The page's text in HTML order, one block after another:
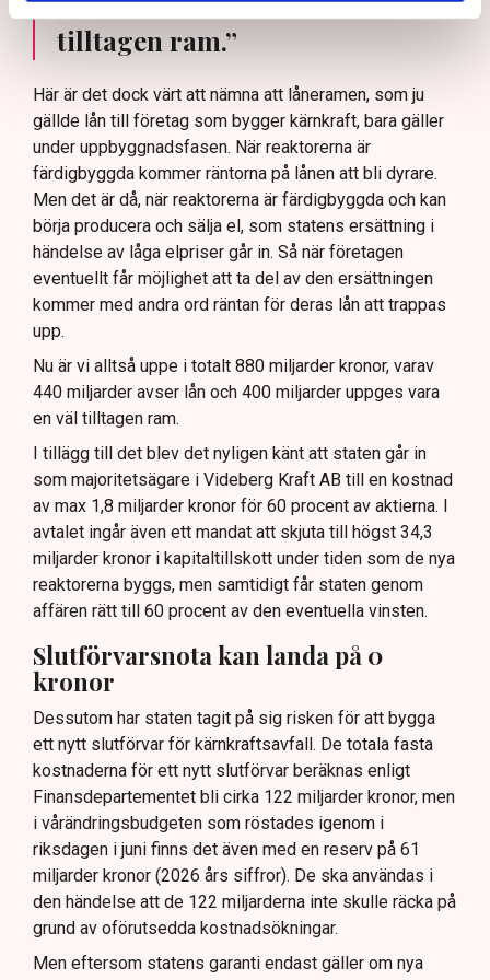
tilltagen ram.”
Här är det dock värt att nämna att låneramen, som ju
gällde lån till företag som bygger kärnkraft, bara gäller
under uppbyggnadsfasen. När reaktorerna är
färdigbyggda kommer räntorna på lånen att bli dyrare.
Men det är då, när reaktorerna är färdigbyggda och kan
börja producera och sälja el, som statens ersättning i
händelse av låga elpriser går in. Så när företagen
eventuellt får möjlighet att ta del av den ersättningen
kommer med andra ord räntan för deras lån att trappas
upp.
Nu är vi alltså uppe i totalt 880 miljarder kronor, varav
440 miljarder avser lån och 400 miljarder uppges vara
en väl tilltagen ram.
I tillägg till det blev det nyligen känt att staten går in
som majoritetsägare i Videberg Kraft AB till en kostnad
av max 1,8 miljarder kronor för 60 procent av aktierna. I
avtalet ingår även ett mandat att skjuta till högst 34,3
miljarder kronor i kapitaltillskott under tiden som de nya
reaktorerna byggs, men samtidigt får staten genom
affären rätt till 60 procent av den eventuella vinsten.
Slutförvarsnota kan landa på 0
kronor
Dessutom har staten tagit på sig risken för att bygga
ett nytt slutförvar för kärnkraftsavfall. De totala fasta
kostnaderna för ett nytt slutförvar beräknas enligt
Finansdepartementet bli cirka 122 miljarder kronor, men
i vårändringsbudgeten som röstades igenom i
riksdagen i juni finns det även med en reserv på 61
miljarder kronor (2026 års siffror). De ska användas i
den händelse att de 122 miljarderna inte skulle räcka på
grund av oförutsedda kostnadsökningar.
Men eftersom statens garanti endast gäller om nya